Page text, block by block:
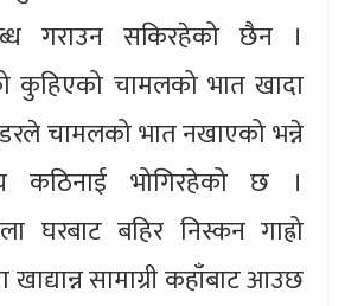
गराउन सकिरहेको छैन ।
कुहिएको चामलको भात खादा
चामलको भात नखाएको भन्ने
कठिनाई भोगिरहेको छ ।
घरबाट बहिर निस्कन गाह्रो
सामाग्री कहाँबाट आउछ